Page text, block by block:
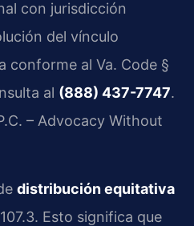
con jurisdicción
del vínculo
conforme al Va. Code §
al (888) 437-7747.
– Advocacy Without
distribución equitativa
Esto significa que